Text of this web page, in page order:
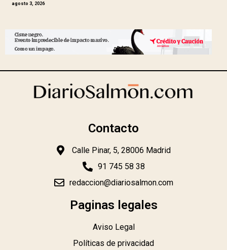
agosto 3, 2026
Contacto
Calle Pinar, 5, 28006 Madrid
91 745 58 38
redaccion@diariosalmon.com
Paginas legales
Aviso Legal
Políticas de privacidad